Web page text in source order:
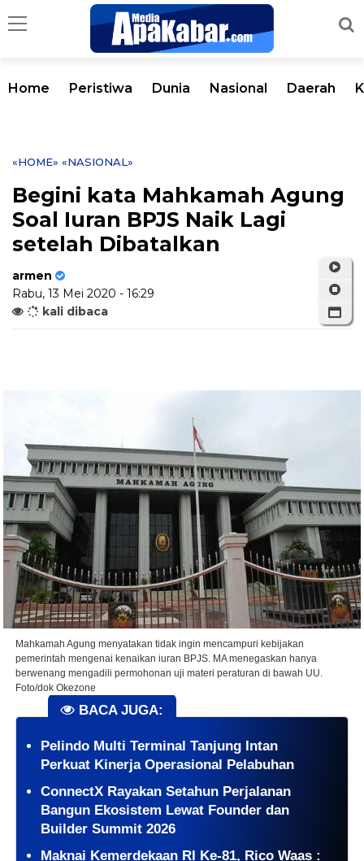
Home Peristiwa Dunia Nasional Daerah
«HOME» «NASIONAL»
Begini kata Mahkamah Agung
Soal Iuran BPJS Naik Lagi
setelah Dibatalkan
armen
Rabu, 13 Mei 2020 - 16:29
kali dibaca
Mahkamah Agung menyatakan tidak ingin mencampuri kebijakan
pemerintah mengenai kenaikan iuran BPJS. MA menegaskan hanya
berwenang mengadili permohonan uji materi peraturan di bawah UU.
Foto/dok Okezone
BACA JUGA:
Pelindo Multi Terminal Tanjung Intan
Perkuat Kinerja Operasional Pelabuhan
ConnectX Rayakan Setahun Perjalanan
Bangun Ekosistem Lewat Founder dan
Builder Summit 2026
Maknai Kemerdekaan RI Ke-81, Rico Waas :